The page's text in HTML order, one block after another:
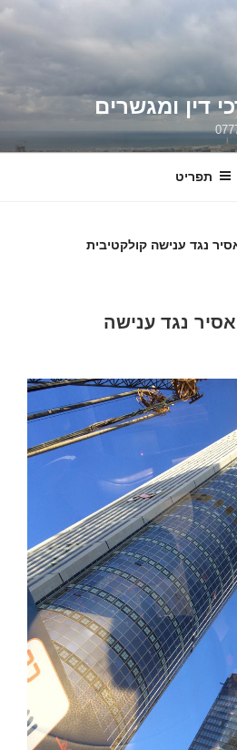
דין ומגשרים
תפריט
נגד ענישה קולקטיבית
נגד ענישה